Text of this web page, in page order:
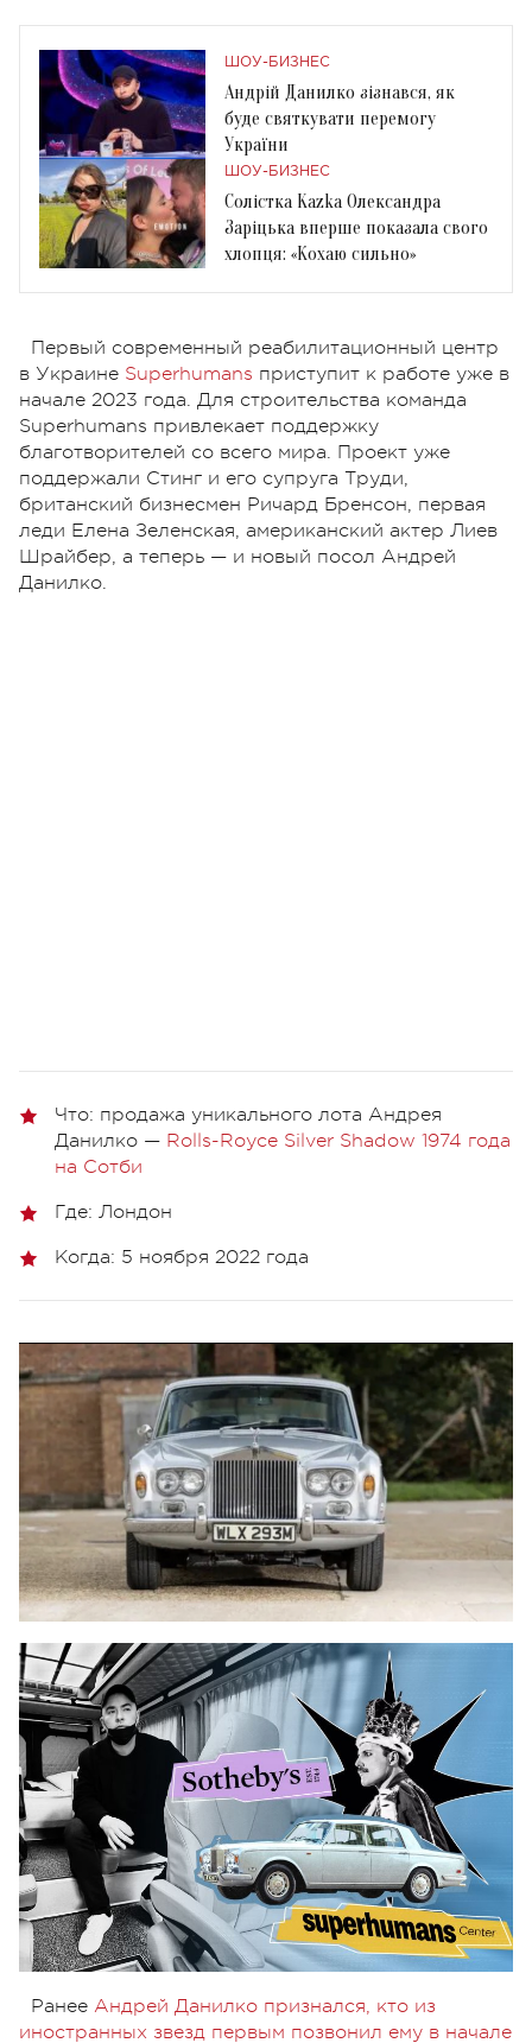
ШОУ-БИЗНЕС
Андрій Данилко зізнався, як
буде святкувати перемогу
України
ШОУ-БИЗНЕС
Солістка Kazka Олександра
Заріцька вперше показала свого
хлопця: «Кохаю сильно»
Первый современный реабилитационный центр
в Украине Superhumans приступит к работе уже в
начале 2023 года. Для строительства команда
Superhumans привлекает поддержку
благотворителей со всего мира. Проект уже
поддержали Стинг и его супруга Труди,
британский бизнесмен Ричард Бренсон, первая
леди Елена Зеленская, американский актер Лиев
Шрайбер, а теперь — и новый посол Андрей
Данилко.
Что: продажа уникального лота Андрея
Данилко — Rolls-Royce Silver Shadow 1974 года
на Сотби
Где: Лондон
Когда: 5 ноября 2022 года
Ранее Андрей Данилко признался, кто из
иностранных звезд первым позвонил ему в начале